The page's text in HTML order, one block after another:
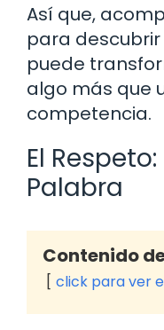
Así que,
para
puede
algo más que
competencia.
El
Palabra
Contenido
click para ver